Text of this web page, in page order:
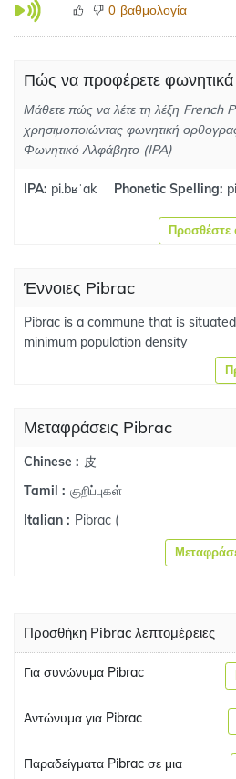
0 βαθμολογία
Πώς να προφέρετε
Μάθετε πώς να λέτε τη λέξη French
χρησιμοποιώντας φωνητική
Φωνητικό Αλφάβητο (IPA)
IPA: pi.bʁˈak Phonetic Spelling:
Προσθέστε
Έννοιες Pibrac
Pibrac is a commune that is
minimum population density
Μεταφράσεις Pibrac
Chinese : 皮
Tamil : குறிப்புகள்
Italian : Pibrac (
Προσθήκη Pibrac λεπτομέρειες
Για συνώνυμα Pibrac
Αντώνυμα για Pibrac
Παραδείγματα Pibrac σε μια